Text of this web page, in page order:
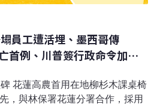
員工遭活埋、墨西哥傳
首例、川普簽行政命令加速
花蓮高農首用在地柳杉木課桌椅
，與林保署花蓮分署合作，採用